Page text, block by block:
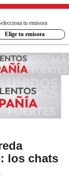
tu emisora
Elige tu emisora
los chats